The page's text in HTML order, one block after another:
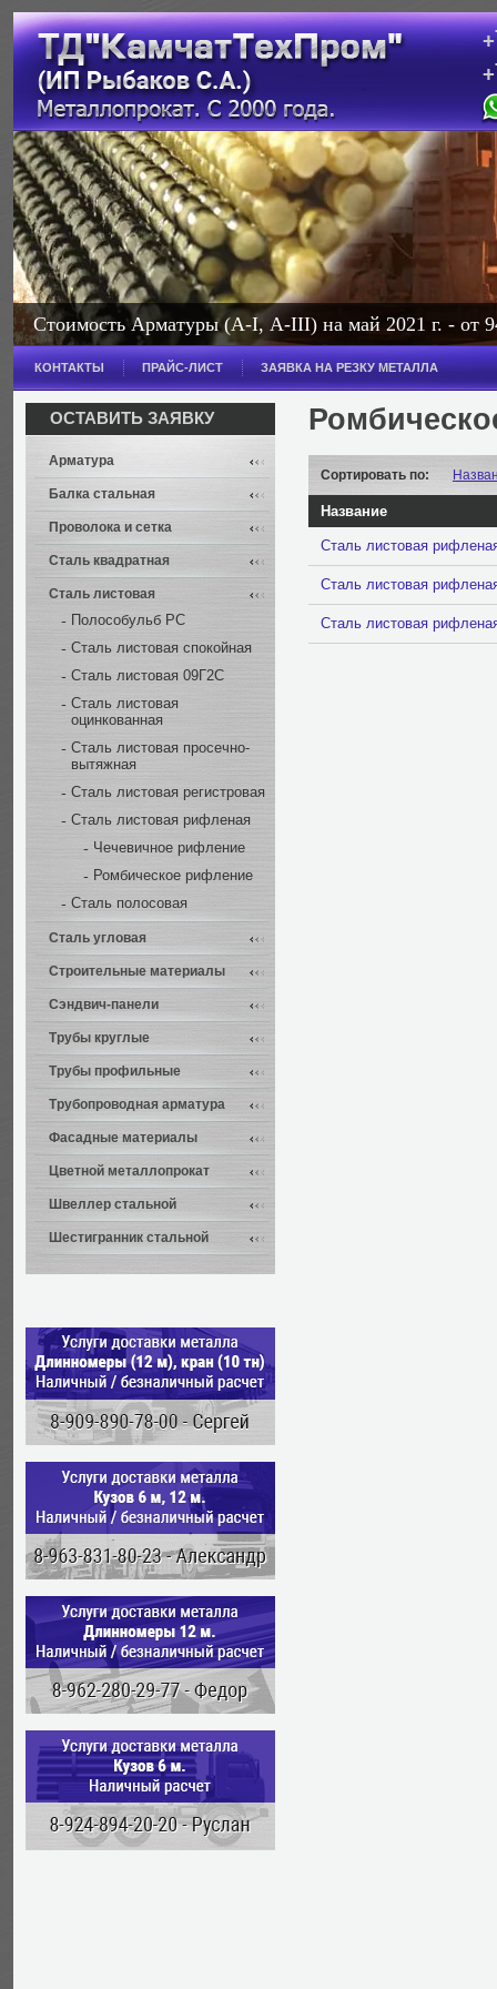
Стоимость Арматуры (А-I, А-III) на май 2021 г. - от
Стоимость Балки на май 2021 г. - от 114 000 рублей
Широкополочная - от 114 000 рублей за тонну.
КОНТАКТЫ ПРАЙС-ЛИСТ ЗАЯВКА НА РЕЗКУ МЕТАЛЛА
Сортировать по:
Название
Сталь листовая
Сталь листовая
Сталь листовая
ОСТАВИТЬ ЗАЯВКУ
Арматура
Балка стальная
Проволока и сетка
Сталь квадратная
Сталь листовая
Полособульб РС
Сталь листовая спокойная
Сталь листовая 09Г2С
Сталь листовая
оцинкованная
Сталь листовая просечно-
вытяжная
Сталь листовая регистровая
Сталь листовая рифленая
Чечевичное рифление
Ромбическое рифление
Сталь полосовая
Сталь угловая
Строительные материалы
Сэндвич-панели
Трубы круглые
Трубы профильные
Трубопроводная арматура
Фасадные материалы
Цветной металлопрокат
Швеллер стальной
Шестигранник стальной